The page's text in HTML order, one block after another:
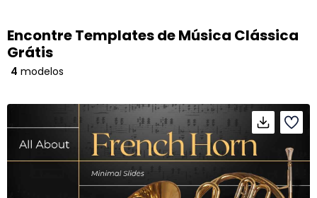
Encontre Templates de Música Clássica
Grátis
4 modelos